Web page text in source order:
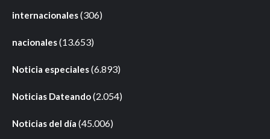
internacionales(306)
nacionales(13.653)
Noticia especiales(6.893)
Noticias Dateando(2.054)
Noticias del día (45.006)